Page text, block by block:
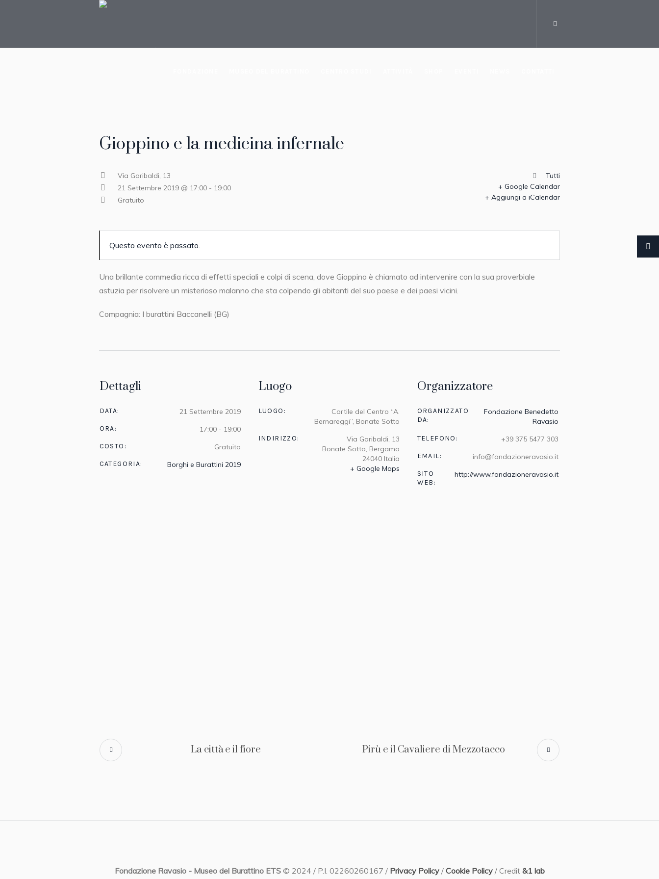
Gioppino e la medicina infernale
Via Garibaldi, 13
21 Settembre 2019 @ 17:00 - 19:00
Gratuito
Tutti
+ Google Calendar
+ Aggiungi a iCalendar
Questo evento è passato.
Una brillante commedia ricca di effetti speciali e colpi di scena, dove Gioppino è chiamato ad intervenire con la sua proverbiale
astuzia per risolvere un misterioso malanno che sta colpendo gli abitanti del suo paese e dei paesi vicini.
Compagnia: I burattini Baccanelli (BG)
Dettagli
DATA: 21 Settembre 2019
ORA: 17:00 - 19:00
COSTO: Gratuito
CATEGORIA: Borghi e Burattini 2019
Luogo
LUOGO:
Cortile del Centro “A.
Bernareggi”, Bonate Sotto
INDIRIZZO:
Via Garibaldi, 13
Bonate Sotto, Bergamo
24040 Italia
+ Google Maps
Organizzatore
ORGANIZZATO
DA:
Fondazione Benedetto
Ravasio
TELEFONO: +39 375 5477 303
EMAIL: info@fondazioneravasio.it
SITO
WEB:
http://www.fondazioneravasio.it
La città e il fiore Pirù e il Cavaliere di Mezzotacco
Fondazione Ravasio - Museo del Burattino ETS© 2024 / P.I. 02260260167 / Privacy Policy/ Cookie Policy/ Credit &1 lab